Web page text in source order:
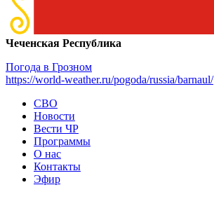
Чеченская Республика
Погода в Грозном
https://world-weather.ru/pogoda/russia/barnaul/
СВО
Новости
Вести ЧР
Программы
О нас
Контакты
Эфир